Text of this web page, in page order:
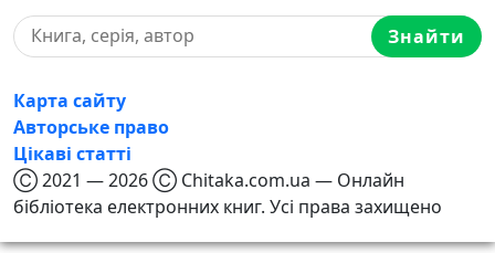
Знайти
Карта сайту
Авторське право
Цікаві статті
Ⓒ 2021 — 2026 Ⓒ Chitaka.com.ua — Онлайн
бібліотека електронних книг. Усі права захищено